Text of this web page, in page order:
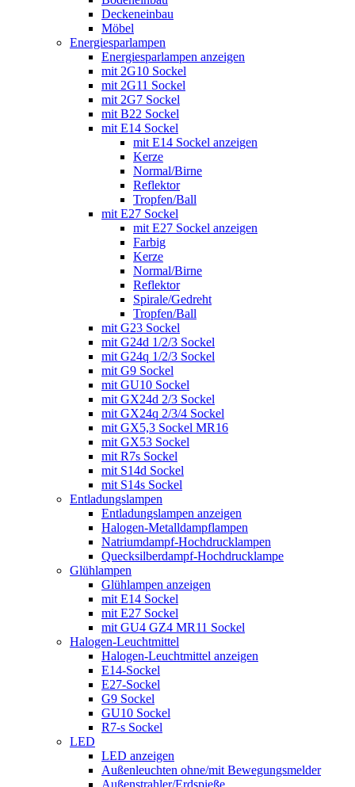
Deckeneinbau
Möbel
Energiesparlampen
Energiesparlampen anzeigen
mit 2G10 Sockel
mit 2G11 Sockel
mit 2G7 Sockel
mit B22 Sockel
mit E14 Sockel
mit E14 Sockel anzeigen
Kerze
Normal/Birne
Reflektor
Tropfen/Ball
mit E27 Sockel
mit E27 Sockel anzeigen
Farbig
Kerze
Normal/Birne
Reflektor
Spirale/Gedreht
Tropfen/Ball
mit G23 Sockel
mit G24d 1/2/3 Sockel
mit G24q 1/2/3 Sockel
mit G9 Sockel
mit GU10 Sockel
mit GX24d 2/3 Sockel
mit GX24q 2/3/4 Sockel
mit GX5,3 Sockel MR16
mit GX53 Sockel
mit R7s Sockel
mit S14d Sockel
mit S14s Sockel
Entladungslampen
Entladungslampen anzeigen
Halogen-Metalldampflampen
Natriumdampf-Hochdrucklampen
Quecksilberdampf-Hochdrucklampe
Glühlampen
Glühlampen anzeigen
mit E14 Sockel
mit E27 Sockel
mit GU4 GZ4 MR11 Sockel
Halogen-Leuchtmittel
Halogen-Leuchtmittel anzeigen
E14-Sockel
E27-Sockel
G9 Sockel
GU10 Sockel
R7-s Sockel
LED
LED anzeigen
Außenleuchten ohne/mit Bewegungsmelder
Außenstrahler/Erdspieße